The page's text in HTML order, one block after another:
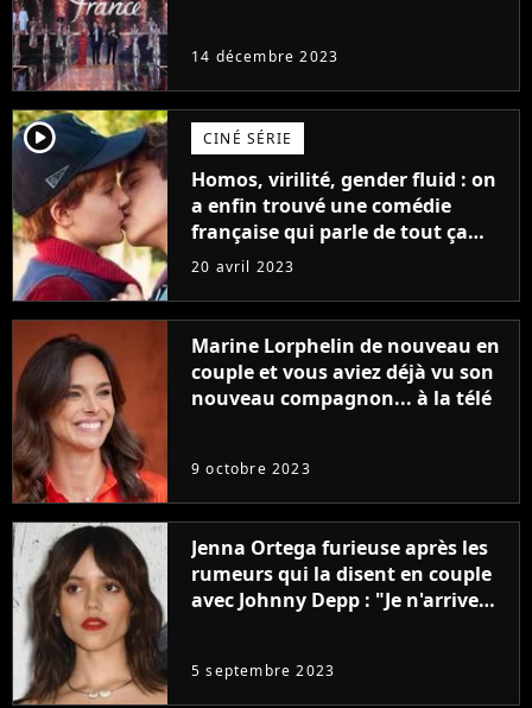
14 décembre 2023
player2 CINÉ SÉRIE
Homos, virilité, gender fluid : on
a enfin trouvé une comédie
française qui parle de tout ça
sans être super ringarde
20 avril 2023
Marine Lorphelin de nouveau en
couple et vous aviez déjà vu son
nouveau compagnon... à la télé
9 octobre 2023
Jenna Ortega furieuse après les
rumeurs qui la disent en couple
avec Johnny Depp : "Je n'arrive
5 septembre 2023